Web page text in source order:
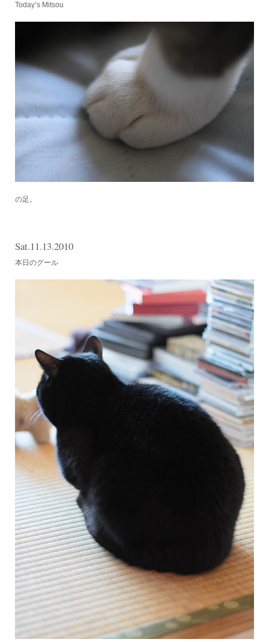
Today’s Mitsou
の足。
Sat.11.13.2010
本日のグール